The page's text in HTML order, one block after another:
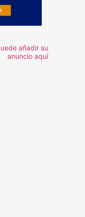
añadir su
anuncio aquí